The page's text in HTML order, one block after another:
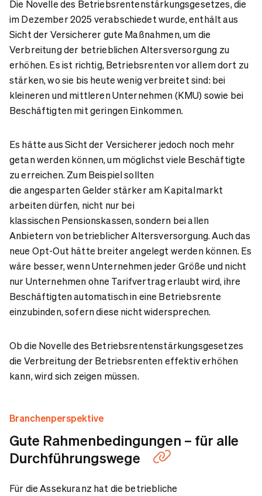
Die Novelle des Betriebsrentenstärkungsgesetzes, die
im Dezember 2025 verabschiedet wurde, enthält aus
Sicht der Versicherer gute Maßnahmen, um die
Verbreitung der betrieblichen Altersversorgung zu
erhöhen. Es ist richtig, Betriebsrenten vor allem dort zu
stärken, wo sie bis heute wenig verbreitet sind: bei
kleineren und mittleren Unternehmen (KMU) sowie bei
Beschäftigten mit geringen Einkommen.
Es hätte aus Sicht der Versicherer jedoch noch mehr
getan werden können, um möglichst viele Beschäftigte
zu erreichen. Zum Beispiel sollten
die angesparten Gelder stärker am Kapitalmarkt
arbeiten dürfen, nicht nur bei
klassischen Pensionskassen, sondern bei allen
Anbietern von betrieblicher Altersversorgung. Auch das
neue Opt-Out hätte breiter angelegt werden können. Es
wäre besser, wenn Unternehmen jeder Größe und nicht
nur Unternehmen ohne Tarifvertrag erlaubt wird, ihre
Beschäftigten automatisch in eine Betriebsrente
einzubinden, sofern diese nicht widersprechen.
Ob die Novelle des Betriebsrentenstärkungsgesetzes
die Verbreitung der Betriebsrenten effektiv erhöhen
kann, wird sich zeigen müssen.
Branchenperspektive
Gute Rahmenbedingungen – für alle
Durchführungswege
Für die Assekuranz hat die betriebliche